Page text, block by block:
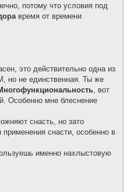
потому что условия под
время от времени
это действительно одна из
но не единственная. Ты же
, вот
Особенно мне блеснение
снасть, но зато
снасти, особенно в
именно нахлыстовую